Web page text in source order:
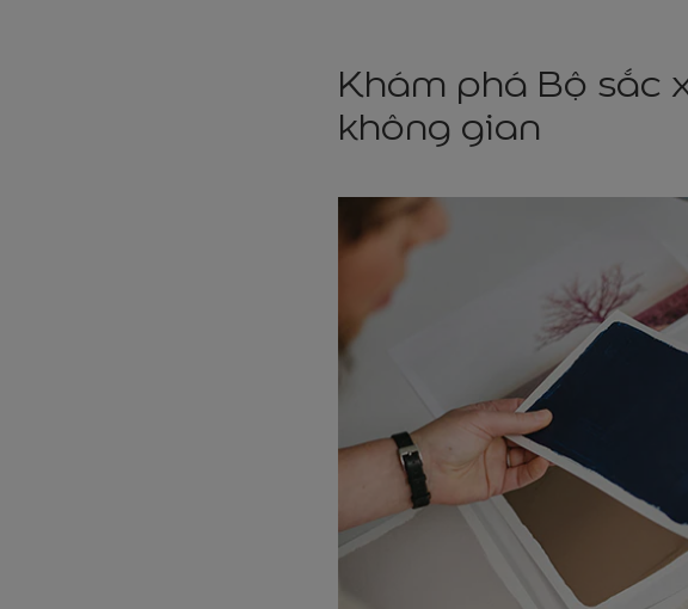
Khám phá Bộ sắc
không gian